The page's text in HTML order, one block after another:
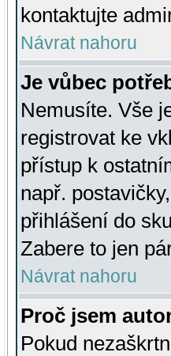
kontaktujte
Návrat nahoru
Je vůbec
Nemusíte. Vše
registrovat ke
přístup k
např.
přihlášení do
Zabere to jen
Návrat nahoru
Proč jsem
Pokud